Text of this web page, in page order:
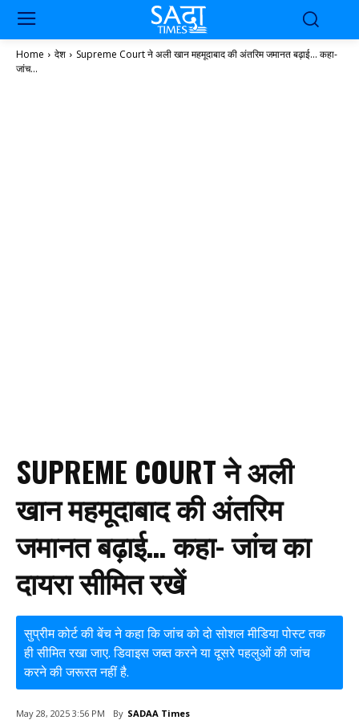
Home देश
Supreme Court ने अली खान महमूदाबाद की अंतरिम जमानत बढ़ाई... कहा-
जांच...
SUPREME COURT ने अली
खान महमूदाबाद की अंतरिम
जमानत बढ़ाई… कहा- जांच का
दायरा सीमित रखें
सुप्रीम कोर्ट की बेंच ने कहा कि जांच को दो सोशल मीडिया पोस्ट तक
ही सीमित रखा जाए. डिवाइस जब्त करने या दूसरे पहलुओं की जांच
करने की जरूरत नहीं है.
May 28, 2025 3:56 PM By SADAA Times